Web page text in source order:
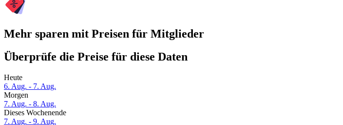
Mehr sparen mit Preisen für Mitglieder
Überprüfe die Preise für diese Daten
Heute
6. Aug. - 7. Aug.
Morgen
7. Aug. - 8. Aug.
Dieses Wochenende
7. Aug. - 9. Aug.